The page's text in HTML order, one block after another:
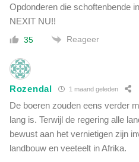
Opdonderen die schoftenbende
NEXIT NU!!
35 Reageer
Rozendal 1 maand geleden
De boeren zouden eens verder
lang is. Terwijl de regering alle
bewust aan het vernietigen zijn
landbouw en veeteelt in Afrika.